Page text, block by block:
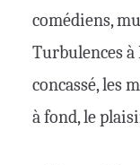
comédiens,
Turbulences à
concassé, les
à fond, le